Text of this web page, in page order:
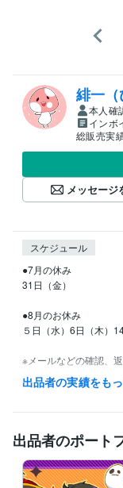
緋一（
本人確
インボ
総販売実
メッセージ
スケジュール
●7月の休み
31日（金）
●8月のお休み
５日（水）6日（木）
※メールなどの確認、
経験職種
イラスト作成・漫画制
キャラ） イラスト
イラスト ミニキャラ
出品者の実績をも
出品者のポート